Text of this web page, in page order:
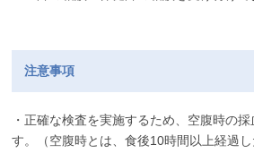
注意事項
・正確な検査を実施するため、空腹時の
す。（空腹時とは、食後10時間以上経過し